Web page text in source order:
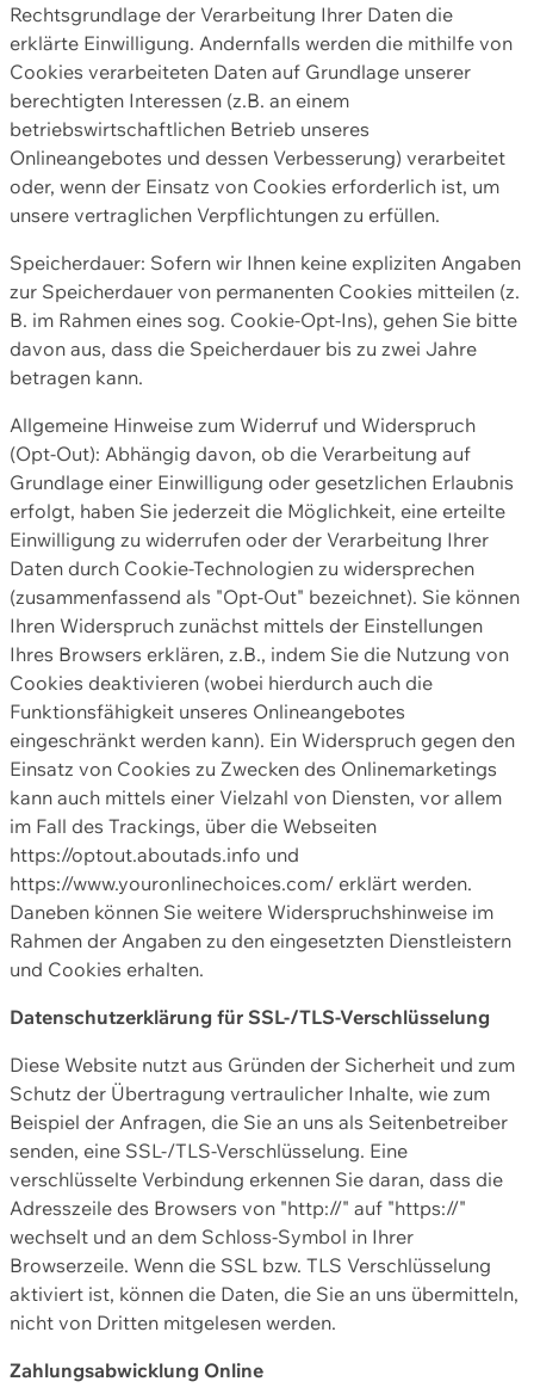
Rechtsgrundlage der Verarbeitung Ihrer Daten die
erklärte Einwilligung. Andernfalls werden die mithilfe von
Cookies verarbeiteten Daten auf Grundlage unserer
berechtigten Interessen (z.B. an einem
betriebswirtschaftlichen Betrieb unseres
Onlineangebotes und dessen Verbesserung) verarbeitet
oder, wenn der Einsatz von Cookies erforderlich ist, um
unsere vertraglichen Verpflichtungen zu erfüllen.
Speicherdauer: Sofern wir Ihnen keine expliziten Angaben
zur Speicherdauer von permanenten Cookies mitteilen (z.
B. im Rahmen eines sog. Cookie-Opt-Ins), gehen Sie bitte
davon aus, dass die Speicherdauer bis zu zwei Jahre
betragen kann.
Allgemeine Hinweise zum Widerruf und Widerspruch
(Opt-Out): Abhängig davon, ob die Verarbeitung auf
Grundlage einer Einwilligung oder gesetzlichen Erlaubnis
erfolgt, haben Sie jederzeit die Möglichkeit, eine erteilte
Einwilligung zu widerrufen oder der Verarbeitung Ihrer
Daten durch Cookie-Technologien zu widersprechen
(zusammenfassend als "Opt-Out" bezeichnet). Sie können
Ihren Widerspruch zunächst mittels der Einstellungen
Ihres Browsers erklären, z.B., indem Sie die Nutzung von
Cookies deaktivieren (wobei hierdurch auch die
Funktionsfähigkeit unseres Onlineangebotes
eingeschränkt werden kann). Ein Widerspruch gegen den
Einsatz von Cookies zu Zwecken des Onlinemarketings
kann auch mittels einer Vielzahl von Diensten, vor allem
im Fall des Trackings, über die Webseiten
https://optout.aboutads.info und
https://www.youronlinechoices.com/ erklärt werden.
Daneben können Sie weitere Widerspruchshinweise im
Rahmen der Angaben zu den eingesetzten Dienstleistern
und Cookies erhalten.
Datenschutzerklärung für SSL-/TLS-Verschlüsselung
Diese Website nutzt aus Gründen der Sicherheit und zum
Schutz der Übertragung vertraulicher Inhalte, wie zum
Beispiel der Anfragen, die Sie an uns als Seitenbetreiber
senden, eine SSL-/TLS-Verschlüsselung. Eine
verschlüsselte Verbindung erkennen Sie daran, dass die
Adresszeile des Browsers von "http://" auf "https://"
wechselt und an dem Schloss-Symbol in Ihrer
Browserzeile. Wenn die SSL bzw. TLS Verschlüsselung
aktiviert ist, können die Daten, die Sie an uns übermitteln,
nicht von Dritten mitgelesen werden.
Zahlungsabwicklung Online